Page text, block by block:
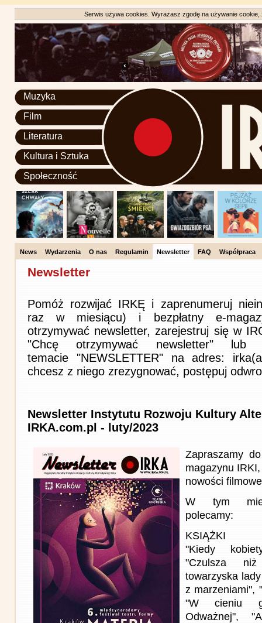
Serwis używa cookies. Wyrażasz zgodę na używanie
Muzyka
Film
Literatura
Kultura i Sztuka
Społeczność
News Wydarzenia O nas Regulamin Newsletter FAQ Współpraca
Newsletter
Pomóż rozwijać IRKĘ i zaprenumeruj
raz w miesiącu) i bezpłatny e-
otrzymywać newsletter, zarejestruj się w
"Chcę otrzymywać newsletter"
temacie "NEWSLETTER" na adres:
chcesz z niego zrezygnować, postępuj
Newsletter Instytutu Rozwoju Kultury
IRKA.com.pl - luty/2023
Zapraszamy
magazynu
nowości
W tym
polecamy:
KSIĄŻKI
"Kiedy
"Czulsza
towarzyska
z marzeniami",
"W cieniu
Odważnej",